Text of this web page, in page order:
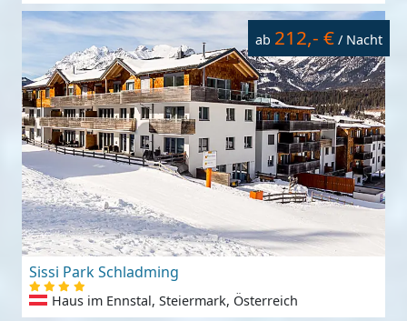
ab 212,- € / Nacht
Sissi Park Schladming
Haus im Ennstal, Steiermark, Österreich